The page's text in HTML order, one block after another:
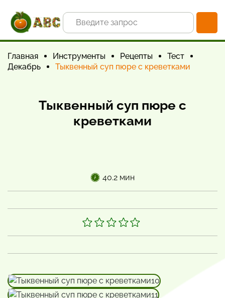
Главная Инструменты Рецепты
Тест
Декабрь
Тыквенный суп пюре с креветками
Тыквенный суп пюре с
креветками
40.2 мин